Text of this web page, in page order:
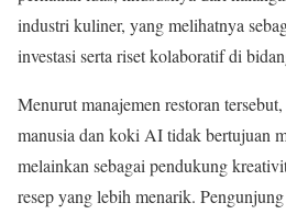
industri kuliner, yang melihatnya
investasi serta riset kolaboratif di
Menurut manajemen restoran
manusia dan koki AI tidak bertujuan
melainkan sebagai pendukung
resep yang lebih menarik.